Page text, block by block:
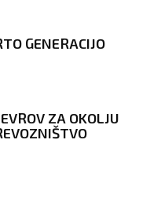
GENERACIJO
ZA OKOLJU